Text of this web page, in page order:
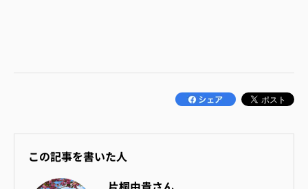
この記事を書いた人